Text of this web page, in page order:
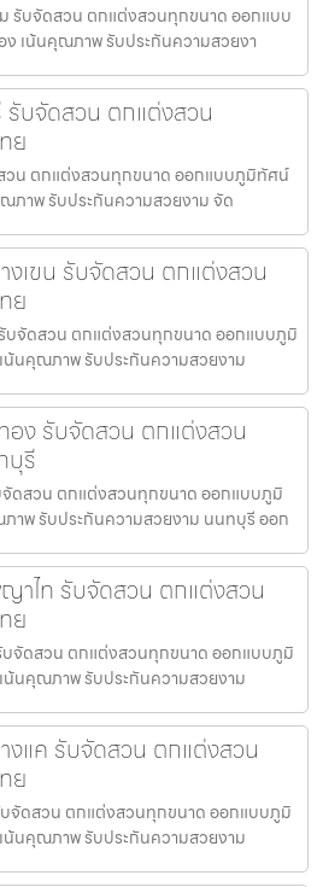
รับจัดสวน ตกแต่งสวนทุกขนาด ออกแบบ
ง เน้นคุณภาพ รับประกันความสวยงา
บจัดสวน ตกแต่งสวน
ย
วน ตกแต่งสวนทุกขนาด ออกแบบภูมิทัศน์
ภาพ รับประกันความสวยงาม จัด
เขน รับจัดสวน ตกแต่งสวน
ย
บจัดสวน ตกแต่งสวนทุกขนาด ออกแบบภูมิ
น้นคุณภาพ รับประกันความสวยงาม
ง รับจัดสวน ตกแต่งสวน
บุรี
ดสวน ตกแต่งสวนทุกขนาด ออกแบบภูมิ
าพ รับประกันความสวยงาม นนทบุรี ออก
ไท รับจัดสวน ตกแต่งสวน
ย
จัดสวน ตกแต่งสวนทุกขนาด ออกแบบภูมิ
น้นคุณภาพ รับประกันความสวยงาม
แค รับจัดสวน ตกแต่งสวน
ย
จัดสวน ตกแต่งสวนทุกขนาด ออกแบบภูมิ
น้นคุณภาพ รับประกันความสวยงาม